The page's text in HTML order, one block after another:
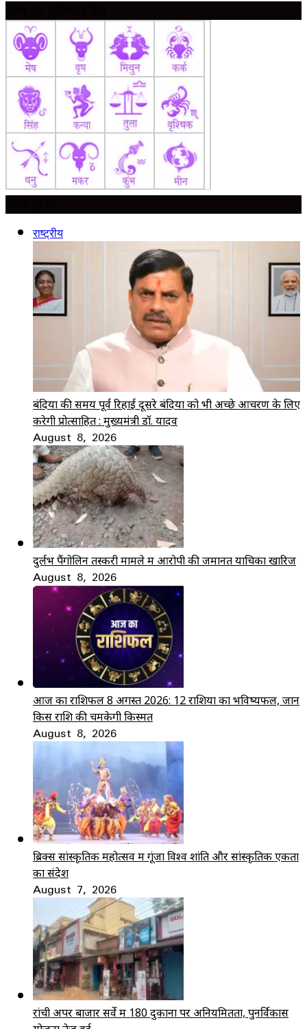
राष्ट्रीय
बंदियों की समय पूर्व रिहाई दूसरे बंदियों को भी अच्छे आचरण के लिए
करेगी प्रोत्साहित : मुख्यमंत्री डॉ. यादव
August 8, 2026
दुर्लभ पैंगोलिन तस्करी मामले में आरोपी की जमानत याचिका खारिज
August 8, 2026
आज का राशिफल 8 अगस्त 2026: 12 राशियों का भविष्यफल, जानें
किस राशि की चमकेगी किस्मत
August 8, 2026
ब्रिक्स सांस्कृतिक महोत्सव में गूंजा विश्व शांति और सांस्कृतिक एकता
का संदेश
August 7, 2026
रांची अपर बाजार सर्वे में 180 दुकानों पर अनियमितता, पुनर्विकास